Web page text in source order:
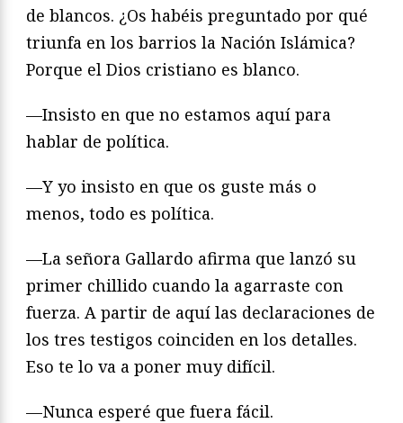
de blancos. ¿Os habéis preguntado por qué
triunfa en los barrios la Nación Islámica?
Porque el Dios cristiano es blanco.
—Insisto en que no estamos aquí para
hablar de política.
—Y yo insisto en que os guste más o
menos, todo es política.
—La señora Gallardo afirma que lanzó su
primer chillido cuando la agarraste con
fuerza. A partir de aquí las declaraciones de
los tres testigos coinciden en los detalles.
Eso te lo va a poner muy difícil.
—Nunca esperé que fuera fácil.